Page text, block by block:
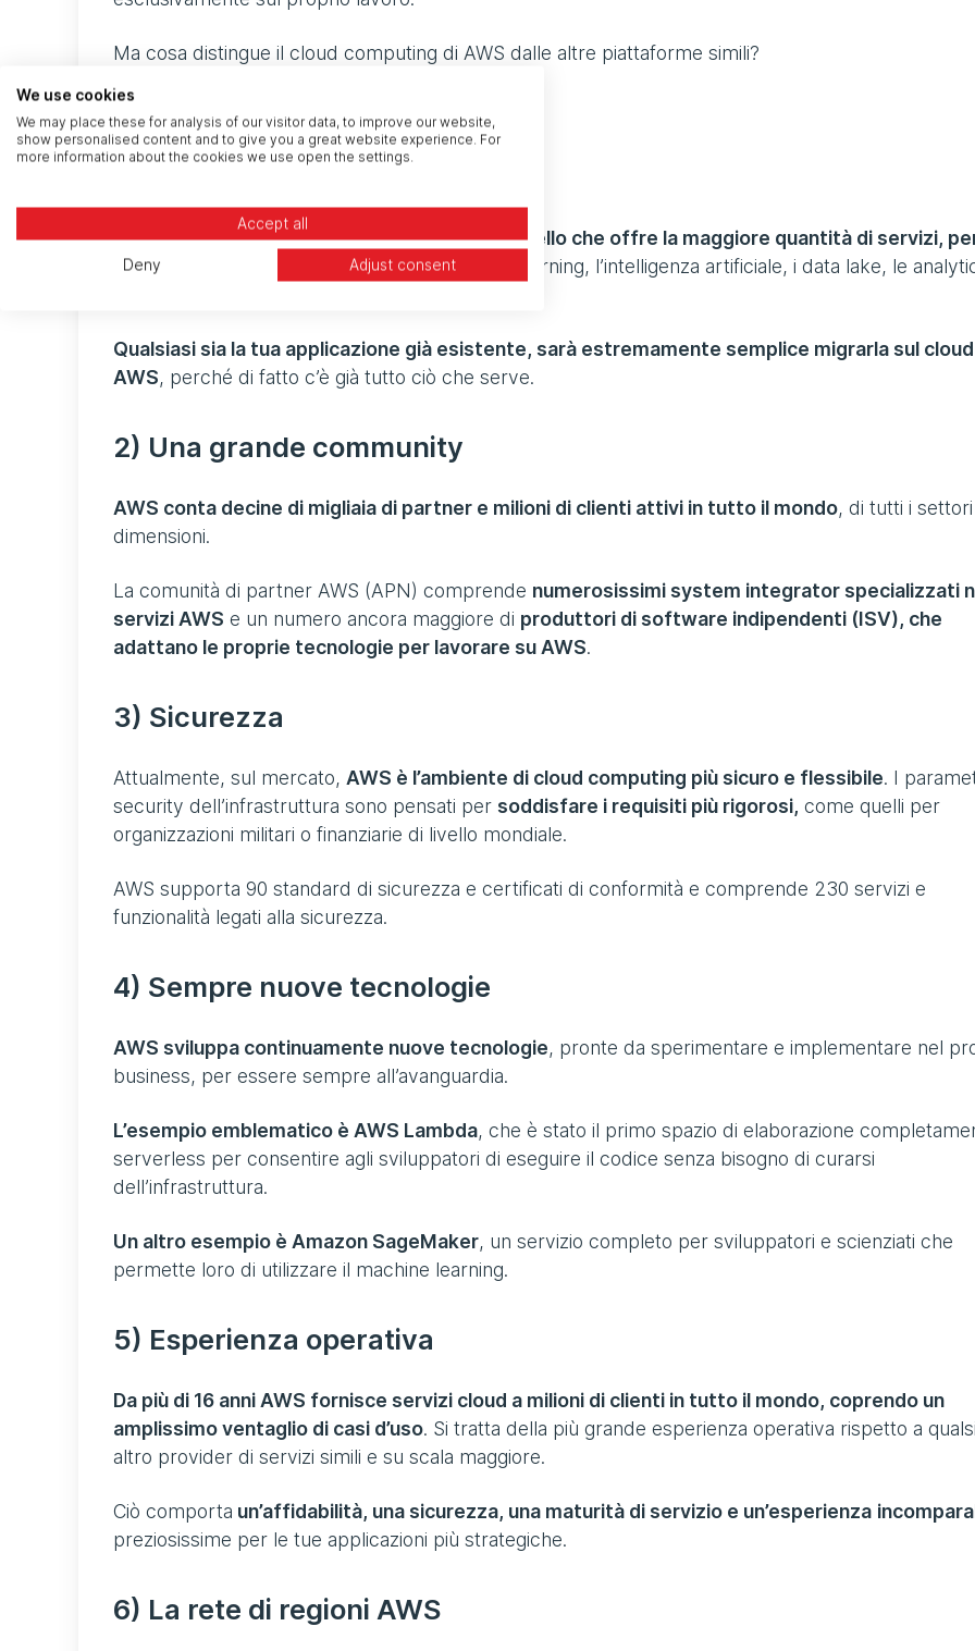
Ma cosa distingue il cloud computing di AWS dalle altre piattaforme simili?
Vediamolo insieme.
1) Maggiore funzionalità
Tra tutti i provider cloud sul mercato,AWS è quello che offre la maggiore quantità di servizi,
qualsiasi tipo di caso d’uso,come il machine learning, l’intelligenza artificiale, i data lake, le
Qualsiasi sia la tua applicazione già esistente, sarà estremamente semplice migrarla sul cloud
AWS, perché di fatto c’è già tutto ciò che serve.
2) Una grande community
AWS conta decine di migliaia di partner e milioni di clienti attivi in tutto il mondo, di tutti i
dimensioni.
La comunità di partner AWS (APN) comprende numerosissimi system integrator specializzati
servizi AWS e un numero ancora maggiore di produttori di software indipendenti (ISV), che
adattano le proprie tecnologie per lavorare su AWS.
3) Sicurezza
Attualmente, sul mercato, AWS è l’ambiente di cloud computing più sicuro e flessibile. I
security dell’infrastruttura sono pensati per soddisfare i requisiti più rigorosi, come quelli per
organizzazioni militari o finanziarie di livello mondiale.
AWS supporta 90 standard di sicurezza e certificati di conformità e comprende 230 servizi e
funzionalità legati alla sicurezza.
4) Sempre nuove tecnologie
AWS sviluppa continuamente nuove tecnologie, pronte da sperimentare e implementare nel
business, per essere sempre all’avanguardia.
L’esempio emblematico è AWS Lambda, che è stato il primo spazio di elaborazione
serverless per consentire agli sviluppatori di eseguire il codice senza bisogno di curarsi
dell’infrastruttura.
Un altro esempio è Amazon SageMaker, un servizio completo per sviluppatori e scienziati che
permette loro di utilizzare il machine learning.
5) Esperienza operativa
Da più di 16 anni AWS fornisce servizi cloud a milioni di clienti in tutto il mondo, coprendo un
amplissimo ventaglio di casi d’uso. Si tratta della più grande esperienza operativa rispetto a
altro provider di servizi simili e su scala maggiore.
Ciò comporta un’affidabilità, una sicurezza, una maturità di servizio e un’esperienza
preziosissime per le tue applicazioni più strategiche.
6) La rete di regioni AWS
We use cookies
We may place these for analysis of our visitor data, to improve our website,
show personalised content and to give you a great website experience. For
more information about the cookies we use open the settings.
Accept all
Deny Adjust consent